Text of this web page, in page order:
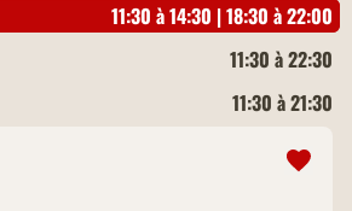
11:30 à 14:30 | 18:30 à 22:00
11:30 à 22:30
11:30 à 21:30